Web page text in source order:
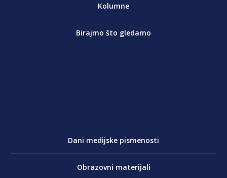
Kolumne
Birajmo što gledamo
Dani medijske pismenosti
Obrazovni materijali